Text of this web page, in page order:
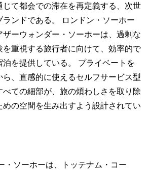
じて都会での滞在を再定義する、次世
ンドである。 ロンドン・ソーホー
ーウォンダー・ソーホーは、過剰な
重視する旅行者に向けて、効率的で
を提供している。 プライベートを
、直感的に使えるセルフサービス型
ての細部が、旅の煩わしさを取り除
めの空間を生み出すよう設計されてい
・ソーホーは、トッテナム・コー